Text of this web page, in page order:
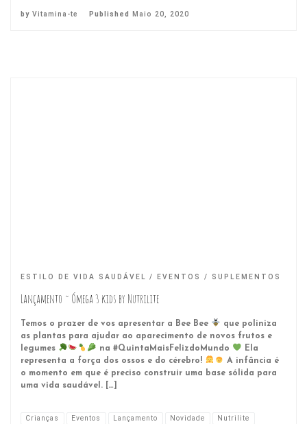
by Vitamina-te Published Maio 20, 2020
ESTILO DE VIDA SAUDÁVEL EVENTOS SUPLEMENTOS
Lançamento ~ Ómega 3 kids by Nutrilite
Temos o prazer de vos apresentar a Bee Bee
que poliniza
as plantas para ajudar ao aparecimento de novos frutos e
legumes
na #QuintaMaisFelizdoMundo
Ela
representa a força dos ossos e do cérebro!
A infância é
o momento em que é preciso construir uma base sólida para
uma vida saudável. […]
Crianças Eventos Lançamento Novidade
Nutrilite